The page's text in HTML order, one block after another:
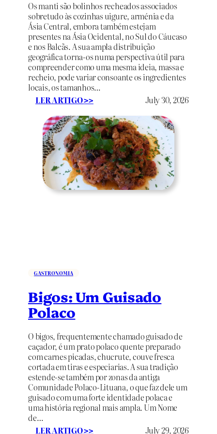
Os manti são bolinhos recheados associados
sobretudo às cozinhas uigure, arménia e da
Ásia Central, embora também estejam
presentes na Ásia Ocidental, no Sul do Cáucaso
e nos Balcãs. A sua ampla distribuição
geográfica torna-os numa perspectiva útil para
compreender como uma mesma ideia, massa e
recheio, pode variar consoante os ingredientes
locais, os tamanhos…
LER ARTIGO>>:
a
n
t
i
:
O
s
P
s
t
s
R
e
c
h
e
a
d
o
July 30, 2026
GASTRONOMIA
Bigos: Um Guisado
Polaco
O bigos, frequentemente chamado guisado de
caçador, é um prato polaco quente preparado
com carnes picadas, chucrute, couve fresca
cortada em tiras e especiarias. A sua tradição
estende-se também por zonas da antiga
Comunidade Polaco-Lituana, o que faz dele um
guisado com uma forte identidade polaca e
uma história regional mais ampla. Um Nome
de…
LER ARTIGO>>:
July 29, 2026